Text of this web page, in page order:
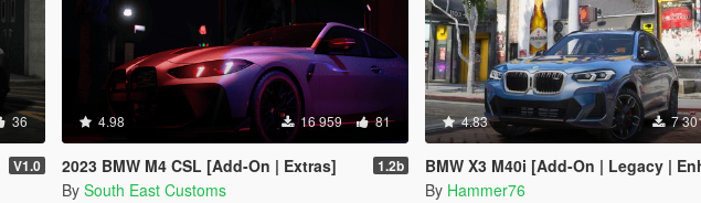
36
V1.0
4.98 16 959 81
2023 BMW M4 CSL [Add-On | Extras] 1.2b
By South East Customs
4.83 7
BMW X3 M40i [Add-On | Legacy |
By Hammer76